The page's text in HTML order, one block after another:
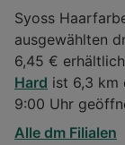
Syoss
ausgewählten
6,45 €
Hard ist 6,3 km
9:00 Uhr
Alle dm Filialen